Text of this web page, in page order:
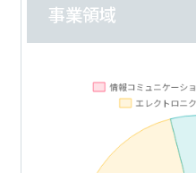
事業領域